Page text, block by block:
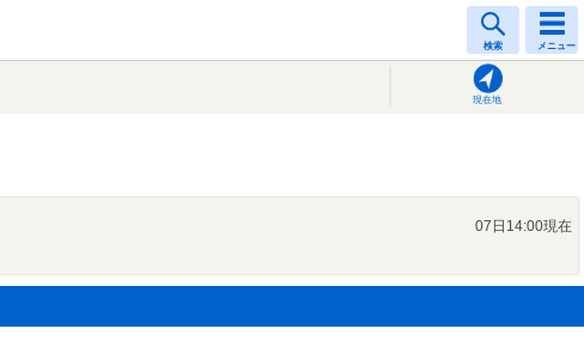
検索 メニュー
現在地
07日14:00現在